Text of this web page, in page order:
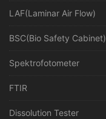
LAF(Laminar Air Flow)
BSC(Bio Safety Cabinet)
Spektrofotometer
FTIR
Dissolution Tester